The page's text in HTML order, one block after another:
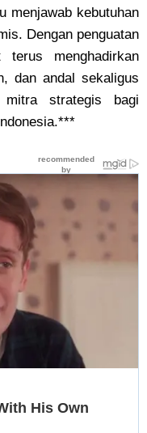
menjawab kebutuhan
Dengan penguatan
menghadirkan
dan andal sekaligus
mitra strategis bagi